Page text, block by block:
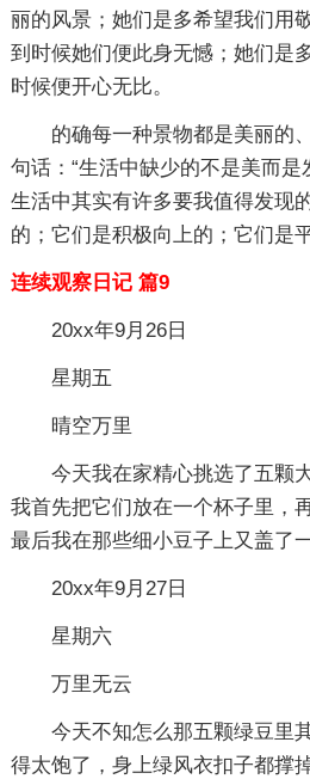
丽的风景；她们是多希望我们用
到时候她们便此身无憾；她们是
时候便开心无比。
的确每一种景物都是美丽的
句话：“生活中缺少的不是美而是
生活中其实有许多要我值得发现
的；它们是积极向上的；它们是
连续观察日记 篇9
20xx年9月26日
星期五
晴空万里
今天我在家精心挑选了五颗
我首先把它们放在一个杯子里，
最后我在那些细小豆子上又盖了
20xx年9月27日
星期六
万里无云
今天不知怎么那五颗绿豆里
得太饱了，身上绿风衣扣子都撑